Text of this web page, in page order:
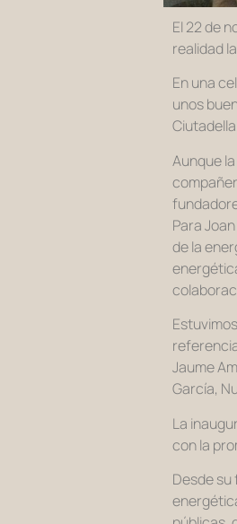
El 22 de
realidad
En una
unos
Aunque
Para
de la
Jaume
García,
La
con la
Desde